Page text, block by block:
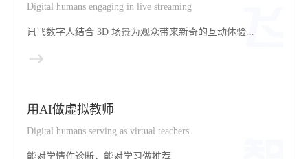
Digital humans engaging in live streaming
讯飞数字人结合 3D 场景为观众带来新奇的互动体验...
用AI做虚拟教师
Digital humans serving as virtual teachers
能对学情作诊断，能对学习做推荐